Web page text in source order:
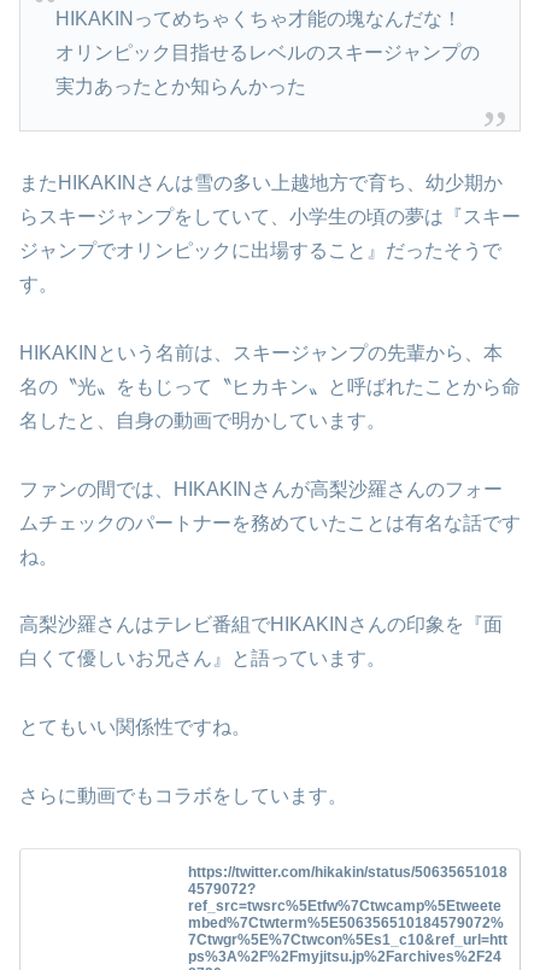
HIKAKINってめちゃくちゃ才能の塊なんだな！
オリンピック目指せるレベルのスキージャンプの
実力あったとか知らんかった
またHIKAKINさんは雪の多い上越地方で育ち、幼少期か
らスキージャンプをしていて、小学生の頃の夢は『スキー
ジャンプでオリンピックに出場すること』だったそうで
す。
HIKAKINという名前は、スキージャンプの先輩から、本
名の〝光〟をもじって〝ヒカキン〟と呼ばれたことから命
名したと、自身の動画で明かしています。
ファンの間では、HIKAKINさんが高梨沙羅さんのフォー
ムチェックのパートナーを務めていたことは有名な話です
ね。
高梨沙羅さんはテレビ番組でHIKAKINさんの印象を『面
白くて優しいお兄さん』と語っています。
とてもいい関係性ですね。
さらに動画でもコラボをしています。
https://twitter.com/hikakin/status/50635651018
4579072?
ref_src=twsrc%5Etfw%7Ctwcamp%5Etweete
mbed%7Ctwterm%5E506356510184579072%
7Ctwgr%5E%7Ctwcon%5Es1_c10&ref_url=htt
ps%3A%2F%2Fmyjitsu.jp%2Farchives%2F24